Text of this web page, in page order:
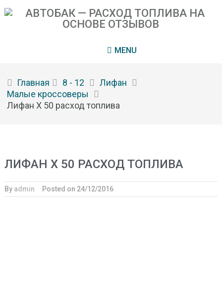
MENU
Главная 8 - 12
Лифан
Малые кроссоверы
Лифан Х 50 расход топлива
ЛИФАН Х 50 РАСХОД ТОПЛИВА
By admin Posted on 24/12/2016